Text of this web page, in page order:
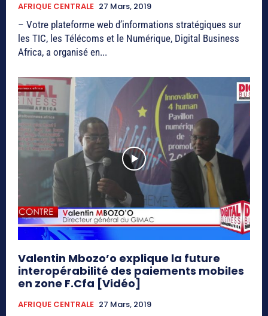
AFRIQUE CENTRALE 27 Mars, 2019
– Votre plateforme web d’informations stratégiques sur
les TIC, les Télécoms et le Numérique, Digital Business
Africa, a organisé en...
Valentin Mbozo’o explique la future
interopérabilité des paiements mobiles
en zone F.Cfa [Vidéo]
AFRIQUE CENTRALE 27 Mars, 2019